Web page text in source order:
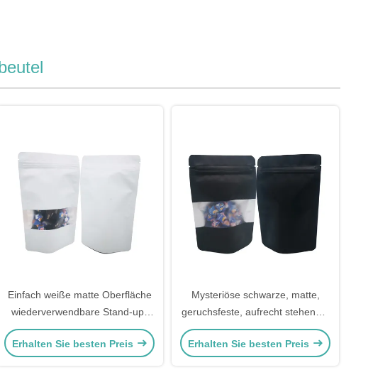
Einfach weiße matte Oberfläche
wiederverwendbare Stand-up-
Mylar-Taschen für
Lebensmittellagerverpackungen
Erhalten Sie besten Preis
Mysteriöse schwarze, matte,
geruchsfeste, aufrecht stehende,
mit Ziplock versehene Mylar-
Taschen mit Fenster für
Erhalten Sie besten Preis